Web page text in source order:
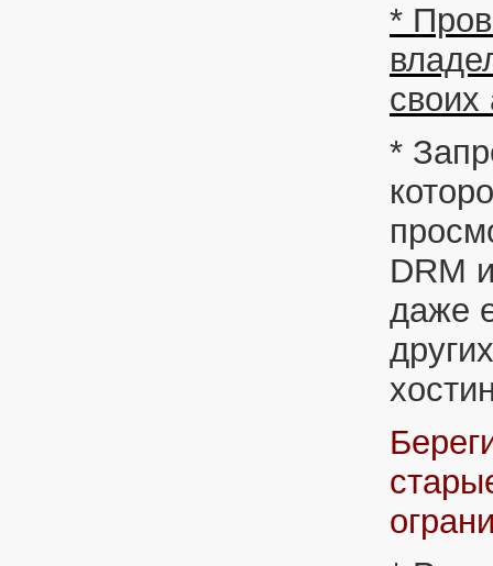
*
*
DRM
даже